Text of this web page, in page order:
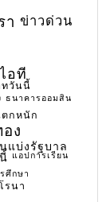
า ข่าวด่วน
อที
ทวันนี้
ธนาคารออมสิน
กหนัก
ง
แบ่งรัฐบาล
แอปการเรียน
ศึกษา
รนา